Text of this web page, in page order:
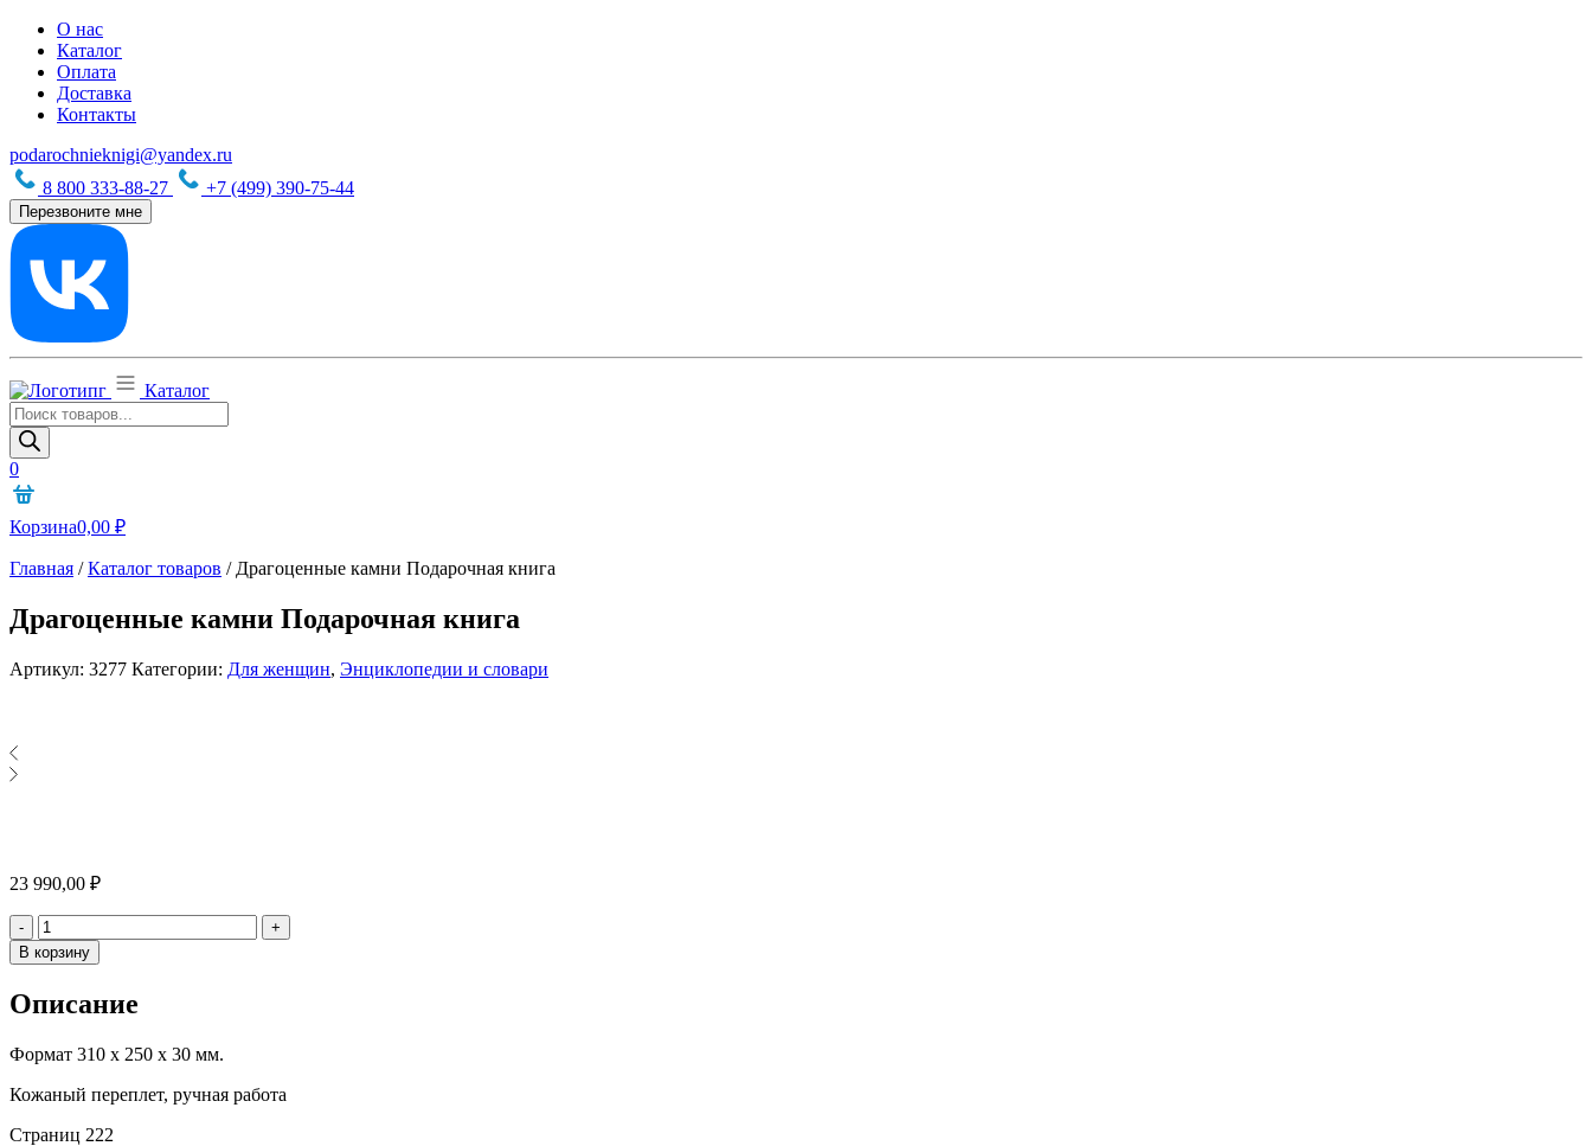
О нас
Каталог
Оплата
Доставка
Контакты
podarochnieknigi@yandex.ru
8 800 333-88-27
+7 (499) 390-75-44
Перезвоните мне
Каталог
Поиск
товаров
0
Корзина0,00 ₽
Главная /Каталог товаров / Драгоценные камни Подарочная книга
Драгоценные камни Подарочная книга
Артикул: 3277 Категории: Для женщин, Энциклопедии и словари
23 990,00 ₽
- Количество
+
В корзину
Описание
Формат 310 х 250 х 30 мм.
Кожаный переплет, ручная работа
Страниц 222